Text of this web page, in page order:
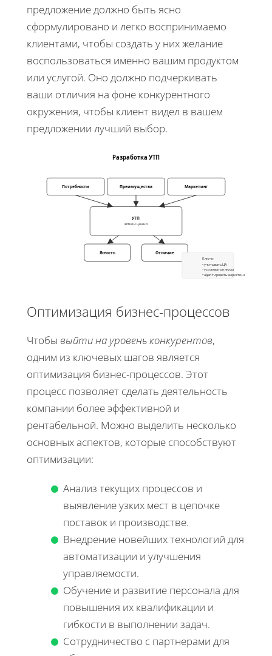
предложение должно быть ясно
сформулировано и легко воспринимаемо
клиентами, чтобы создать у них желание
воспользоваться именно вашим продуктом
или услугой. Оно должно подчеркивать
ваши отличия на фоне конкурентного
окружения, чтобы клиент видел в вашем
предложении лучший выбор.
Разработка УТП
Потребности Преимущества Маркетинг
УТП
чётко и ценно
Ясность Отличие
Ключи
• учитывать ЦА
• усиливать плюсы
• адаптировать маркетинг
Оптимизация бизнес-процессов
Чтобы выйти на уровень конкурентов,
одним из ключевых шагов является
оптимизация бизнес-процессов. Этот
процесс позволяет сделать деятельность
компании более эффективной и
рентабельной. Можно выделить несколько
основных аспектов, которые способствуют
оптимизации:
Анализ текущих процессов и
выявление узких мест в цепочке
поставок и производстве.
Внедрение новейших технологий для
автоматизации и улучшения
управляемости.
Обучение и развитие персонала для
повышения их квалификации и
гибкости в выполнении задач.
Сотрудничество с партнерами для